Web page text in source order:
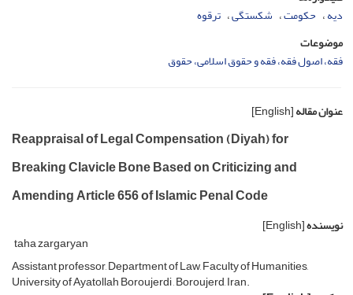
دیه حکومت شکستگی ترقوه
موضوعات
فقه، اصول فقه، فقه و حقوق اسلامی، حقوق
عنوان مقاله[English]
Reappraisal of Legal Compensation (Diyah) for
Breaking Clavicle Bone Based on Criticizing and
Amending Article 656 of Islamic Penal Code
نویسنده[English]
taha zargaryan
Assistant professor, Department of Law, Faculty of Humanities,
University of Ayatollah Boroujerdi , Boroujerd, Iran.